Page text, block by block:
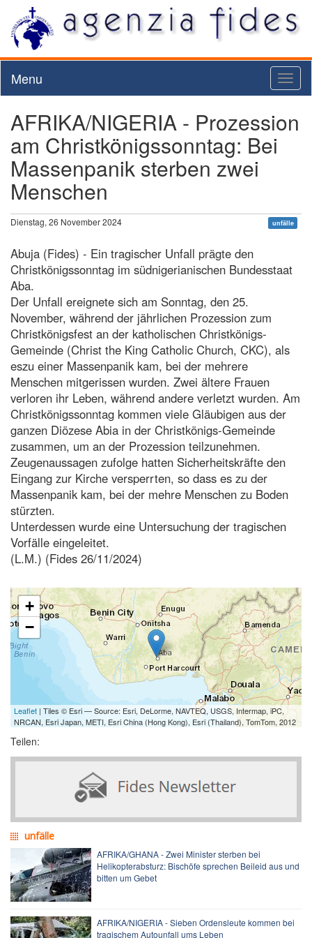
Menu
AFRIKA/NIGERIA - Prozession
am Christkönigssonntag: Bei
Massenpanik sterben zwei
Menschen
Dienstag, 26 November 2024 unfälle
Abuja (Fides) - Ein tragischer Unfall prägte den
Christkönigssonntag im südnigerianischen Bundesstaat
Aba.
Der Unfall ereignete sich am Sonntag, den 25.
November, während der jährlichen Prozession zum
Christkönigsfest an der katholischen Christkönigs-
Gemeinde (Christ the King Catholic Church, CKC), als
eszu einer Massenpanik kam, bei der mehrere
Menschen mitgerissen wurden. Zwei ältere Frauen
verloren ihr Leben, während andere verletzt wurden. Am
Christkönigssonntag kommen viele Gläubigen aus der
ganzen Diözese Abia in der Christkönigs-Gemeinde
zusammen, um an der Prozession teilzunehmen.
Zeugenaussagen zufolge hatten Sicherheitskräfte den
Eingang zur Kirche versperrten, so dass es zu der
Massenpanik kam, bei der mehre Menschen zu Boden
stürzten.
Unterdessen wurde eine Untersuchung der tragischen
Vorfälle eingeleitet.
(L.M.) (Fides 26/11/2024)
+
−
Leaflet | Tiles © Esri — Source: Esri, DeLorme, NAVTEQ, USGS, Intermap, iPC,
NRCAN, Esri Japan, METI, Esri China (Hong Kong), Esri (Thailand), TomTom, 2012
Teilen:
unfälle
AFRIKA/GHANA - Zwei Minister sterben bei
Helikopterabsturz: Bischöfe sprechen Beileid aus und
bitten um Gebet
AFRIKA/NIGERIA - Sieben Ordensleute kommen bei
tragischem Autounfall ums Leben